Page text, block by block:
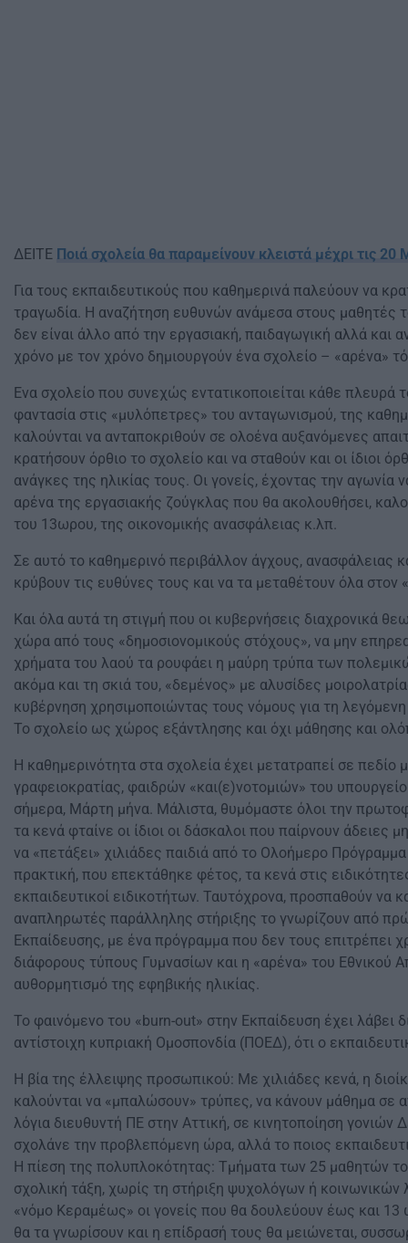
ΔΕΙΤΕ Ποιά σχολεία θα παραμείνουν κλειστά μέχρι τις 20
Για τους εκπαιδευτικούς που καθημερινά παλεύουν να
τραγωδία. Η αναζήτηση ευθυνών ανάμεσα στους μαθητές
δεν είναι άλλο από την εργασιακή, παιδαγωγική αλλά και
χρόνο με τον χρόνο δημιουργούν ένα σχολείο – «αρένα»
Ενα σχολείο που συνεχώς εντατικοποιείται κάθε πλευρά
φαντασία στις «μυλόπετρες» του ανταγωνισμού, της
καλούνται να ανταποκριθούν σε ολοένα αυξανόμενες
κρατήσουν όρθιο το σχολείο και να σταθούν και οι ίδιοι
ανάγκες της ηλικίας τους. Οι γονείς, έχοντας την
αρένα της εργασιακής ζούγκλας που θα ακολουθήσει,
του 13ωρου, της οικονομικής ανασφάλειας κ.λπ.
Σε αυτό το καθημερινό περιβάλλον άγχους, ανασφάλειας
κρύβουν τις ευθύνες τους και να τα μεταθέτουν όλα
Και όλα αυτά τη στιγμή που οι κυβερνήσεις διαχρονικά
χώρα από τους «δημοσιονομικούς στόχους», να μην
χρήματα του λαού τα ρουφάει η μαύρη τρύπα των
ακόμα και τη σκιά του, «δεμένος» με αλυσίδες
κυβέρνηση χρησιμοποιώντας τους νόμους για τη
Το σχολείο ως χώρος εξάντλησης και όχι μάθησης και
Η καθημερινότητα στα σχολεία έχει μετατραπεί σε
γραφειοκρατίας, φαιδρών «και(ε)νοτομιών» του
σήμερα, Μάρτη μήνα. Μάλιστα, θυμόμαστε όλοι την
τα κενά φταίνε οι ίδιοι οι δάσκαλοι που παίρνουν
να «πετάξει» χιλιάδες παιδιά από το Ολοήμερο
πρακτική, που επεκτάθηκε φέτος, τα κενά στις
εκπαιδευτικοί ειδικοτήτων. Ταυτόχρονα, προσπαθούν
αναπληρωτές παράλληλης στήριξης το γνωρίζουν από
Εκπαίδευσης, με ένα πρόγραμμα που δεν τους επιτρέπει
διάφορους τύπους Γυμνασίων και η «αρένα» του Εθνικού
αυθορμητισμό της εφηβικής ηλικίας.
Το φαινόμενο του «burn-out» στην Εκπαίδευση έχει λάβει
αντίστοιχη κυπριακή Ομοσπονδία (ΠΟΕΔ), ότι ο
Η βία της έλλειψης προσωπικού: Με χιλιάδες κενά, η
καλούνται να «μπαλώσουν» τρύπες, να κάνουν μάθημα σε
λόγια διευθυντή ΠΕ στην Αττική, σε κινητοποίηση
σχολάνε την προβλεπόμενη ώρα, αλλά το ποιος
Η πίεση της πολυπλοκότητας: Τμήματα των 25 μαθητών
σχολική τάξη, χωρίς τη στήριξη ψυχολόγων ή κοινωνικών
«νόμο Κεραμέως» οι γονείς που θα δουλεύουν έως και 13
θα τα γνωρίσουν και η επίδρασή τους θα μειώνεται,